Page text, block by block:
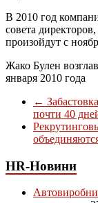
В 2010 год
совета
произойдут с
Жако Булен
января 2010 года
←
почти 40
HR-Новини